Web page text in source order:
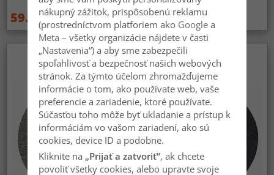
59.99 € 149.99 € 159 € 219 €
nákupný zážitok, prispôsobenú reklamu
(prostredníctvom platforiem ako Googlea
Meta – všetky organizácie nájdete v časti
„Nastavenia“) a aby sme zabezpečili
spoľahlivosť a bezpečnosť našich webových
stránok. Za týmto účelom zhromažďujeme
informácie o tom, ako používate web, vaše
preferencie a zariadenie, ktoré používate.
Súčasťou toho môže byť ukladanie a prístup k
informáciám vo vašom zariadení, ako sú
cookies, device ID a podobne.
Kliknite na „Prijať a zatvoriť“, ak chcete
povoliť všetky cookies, alebo upravte svoje